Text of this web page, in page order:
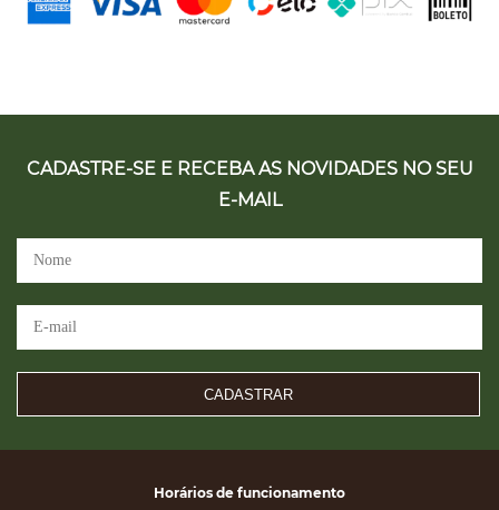
CADASTRE-SE E RECEBA AS NOVIDADES NO SEU
E-MAIL
CADASTRAR
Horários de funcionamento